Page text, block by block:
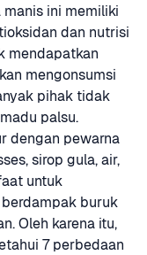
ini memiliki
dan nutrisi
mendapatkan
mengonsumsi
pihak tidak
palsu.
dengan pewarna
sirop gula, air,
untuk
buruk
Oleh karena itu,
7 perbedaan